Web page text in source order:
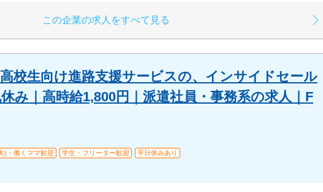
この企業の求人をすべて見る
⾼校⽣向け進路⽀援サービスの、インサイドセール
み｜高時給1,800円｜派遣社員・事務系の求人｜F
)・働くママ歓迎 学生・フリーター歓迎 平日休みあり